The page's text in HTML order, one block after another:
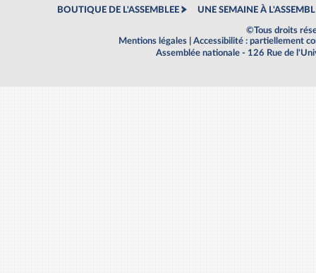
BOUTIQUE DE L'ASSEMBLEE UNE SEMAINE À
©Tous droits
Mentions légales
Accessibilité : partiellement
Assemblée nationale - 126 Rue de